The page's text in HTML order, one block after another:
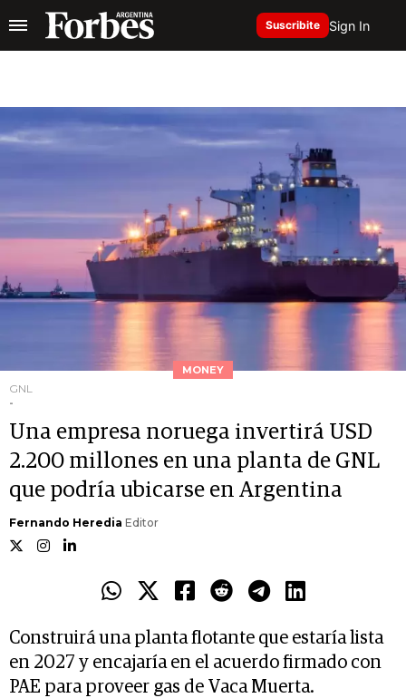
Suscribite Sign In
MONEY
GNL
-
Una empresa noruega invertirá USD
2.200 millones en una planta de GNL
que podría ubicarse en Argentina
Fernando Heredia Editor
Construirá una planta flotante que estaría lista
en 2027 y encajaría en el acuerdo firmado con
PAE para proveer gas de Vaca Muerta.